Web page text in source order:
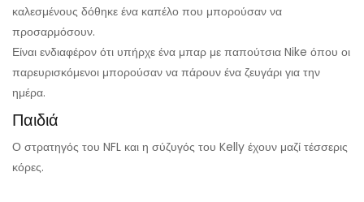
καλεσμένους δόθηκε ένα καπέλο που μπορούσαν να
προσαρμόσουν.
Είναι ενδιαφέρον ότι υπήρχε ένα μπαρ με παπούτσια Nike όπου οι
παρευρισκόμενοι μπορούσαν να πάρουν ένα ζευγάρι για την
ημέρα.
Παιδιά
Ο στρατηγός του NFL και η σύζυγός του Kelly έχουν μαζί τέσσερις
κόρες.